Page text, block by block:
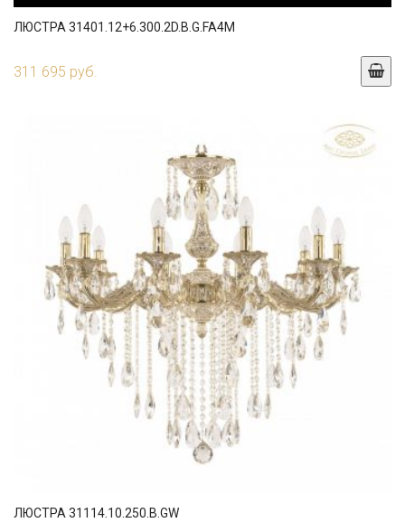
ЛЮСТРА 31401.12+6.300.2D.B.G.FA4M
311 695 руб.
ЛЮСТРА 31114.10.250.B.GW